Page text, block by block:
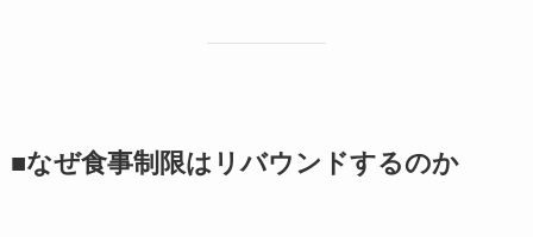
■なぜ食事制限はリバウンドするのか